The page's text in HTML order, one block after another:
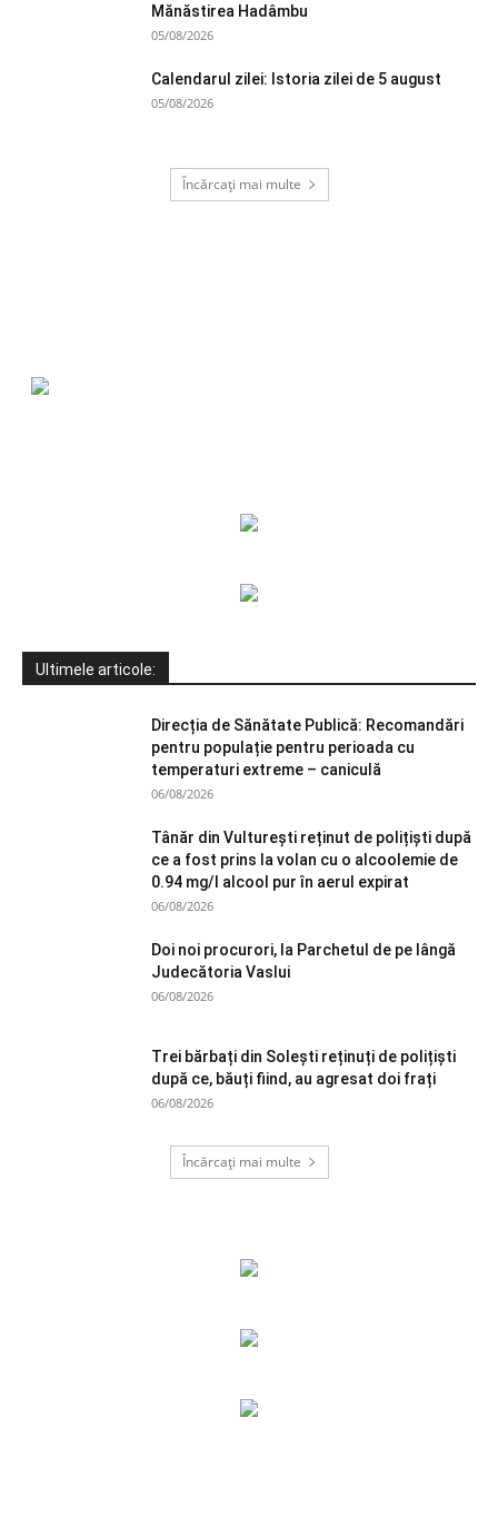
Mănăstirea Hadâmbu
05/08/2026
Calendarul zilei: Istoria zilei de 5 august
05/08/2026
Încărcați mai multe
Ultimele articole:
Direcția de Sănătate Publică: Recomandări
pentru populație pentru perioada cu
temperaturi extreme – caniculă
06/08/2026
Tânăr din Vulturești reținut de polițiști după
ce a fost prins la volan cu o alcoolemie de
0.94 mg/l alcool pur în aerul expirat
06/08/2026
Doi noi procurori, la Parchetul de pe lângă
Judecătoria Vaslui
06/08/2026
Trei bărbați din Solești reținuți de polițiști
după ce, băuți fiind, au agresat doi frați
06/08/2026
Încărcați mai multe